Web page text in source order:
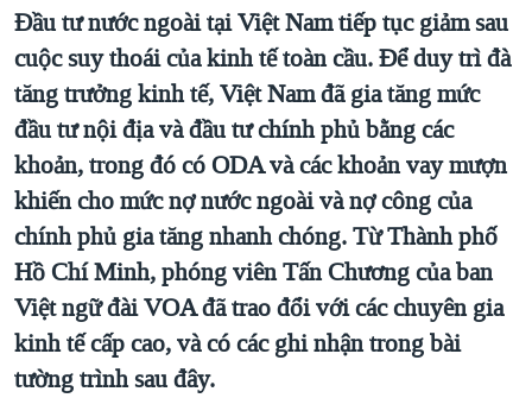
VĂN HOÁ
THỂ THAO
GIÁO DỤC
GROUND ZERO – XƯA VÀ NAY
CHI PHÍ CHIẾN TRANH AFGHANISTAN
CÁC GIÁ TRỊ CỘNG HÒA Ở VIỆT NAM
THƯỢNG ĐỈNH TRUMP-KIM TẠI VIỆT NAM
TRỊNH VĨNH BÌNH VS. CHÍNH PHỦ VIỆT NAM
NGƯ DÂN VIỆT VÀ LÀN SÓNG TRỘM HẢI SÂM
BÊN KIA QUỐC LỘ: TIẾNG VỌNG TỪ NÔNG THÔN MỸ
QUAN HỆ VIỆT MỸ
Ngôn ngữ khác
Đầu tư nước ngoài tại Việt Nam tiếp tục giảm sau
cuộc suy thoái của kinh tế toàn cầu. Để duy trì đà
tăng trưởng kinh tế, Việt Nam đã gia tăng mức
đầu tư nội địa và đầu tư chính phủ bằng các
khoản, trong đó có ODA và các khoản vay mượn
khiến cho mức nợ nước ngoài và nợ công của
chính phủ gia tăng nhanh chóng. Từ Thành phố
Hồ Chí Minh, phóng viên Tấn Chương của ban
Việt ngữ đài VOA đã trao đổi với các chuyên gia
kinh tế cấp cao, và có các ghi nhận trong bài
tường trình sau đây.